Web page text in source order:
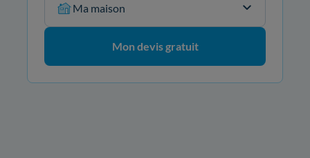
Ma maison
Mon devis gratuit